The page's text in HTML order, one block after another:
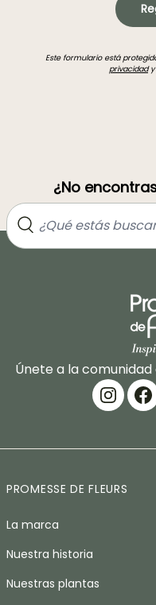
Este formulario está
privacidady
¿No
Únete a la
PROMESSE DE FLEURS
La marca
Nuestra historia
Nuestras plantas